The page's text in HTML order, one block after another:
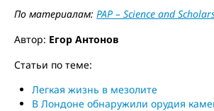
По материалам: PAP – Science and
Автор: Егор Антонов
Статьи по теме:
Легкая жизнь в мезолите
В Лондоне обнаружили орудия